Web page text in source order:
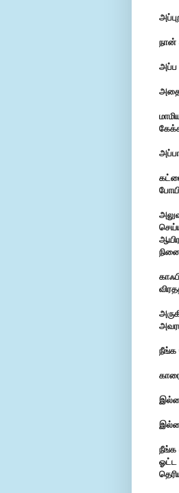
நான்
அப்ப
அதை
நீங்க
நீங்க
ஓட்ட